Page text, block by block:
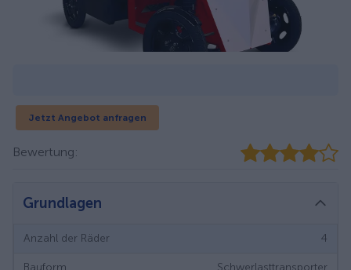
Jetzt Angebot anfragen
Bewertung:
Grundlagen
Anzahl der Räder 4
Bauform Schwerlasttransporter